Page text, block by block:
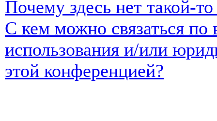
Почему здесь нет такой-
С кем можно связаться по
использования и/или
этой конференцией?